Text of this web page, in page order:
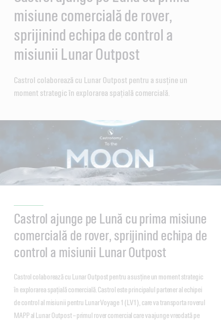
misiune comercială de rover,
sprijinind echipa de control a
misiunii Lunar Outpost
Castrol colaborează cu Lunar Outpost pentru a susține un
moment strategic în explorarea spațială comercială.
Castrol ajunge pe Lună cu prima misiune
comercială de rover, sprijinind echipa de
control a misiunii Lunar Outpost
Castrol colaborează cu Lunar Outpost pentru a susține un moment strategic
în explorarea spațială comercială. Castrol este principalul partener al echipei
de control al misiunii pentru Lunar Voyage 1 (LV1), care va transporta roverul
MAPP al Lunar Outpost – primul rover comercial care va ajunge vreodată pe